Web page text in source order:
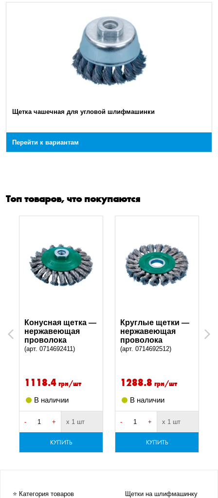
Щетка чашечная для угловой шлифмашинки
Перейти к вариантам
Топ товаров, что покупаются
Previous
Конусная щетка —
нержавеющая
проволока
(арт. 0714692411)
1118.4 грн/шт
В наличии
- + х 1 шт
КУПИТЬ
Круглые щетки —
нержавеющая
проволока
(арт. 0714692512)
1288.8 грн/шт
В наличии
- + х 1 шт
КУПИТЬ
Next
⭐ Категория товаров Щетки на шлифмашинку